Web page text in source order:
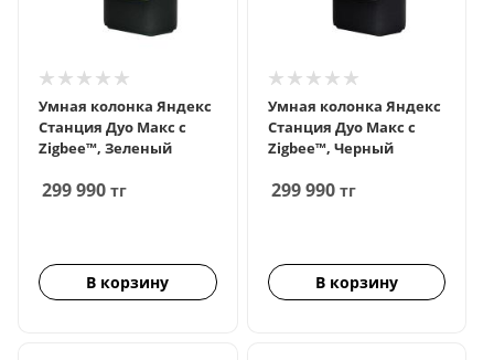
Умная колонка Яндекс
Станция Дуо Макс с
Zigbee™, Зеленый
299 990 тг
В корзину
Умная колонка Яндекс
Станция Дуо Макс с
Zigbee™, Черный
299 990тг
В корзину